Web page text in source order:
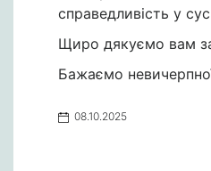
справедливість у
Щиро дякуємо вам за
Бажаємо
08.10.2025